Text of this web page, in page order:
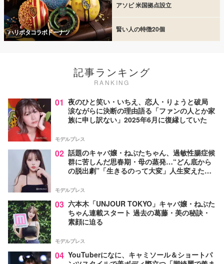
ハリポタコラボドーナツ
アソビ 米国拠点設立
賢い人の特徴20個
記事ランキング
RANKING
01 夜のひと笑い・いちえ、恋人・りょうと破局
涙ながらに決断の理由語る「ファンの人とか家
族に申し訳ない」2025年6月に復縁していた
モデルプレス
02 話題のキャバ嬢・ねぶたちゃん、過敏性腸症候
群に苦しんだ思春期・母の蒸発…“どん底から
の脱出劇”「生きるのって大変」人生変えた言
モデルプレス
03 六本木「UNJOUR TOKYO」キャバ嬢・ねぶた
ちゃん連載スタート 過去の葛藤・美の秘訣・
素顔に迫る
モデルプレス
04 YouTuberになに、キャミソール＆ショートパ